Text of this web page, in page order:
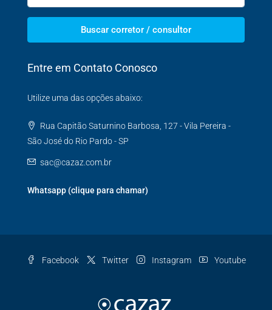
Buscar corretor / consultor
Entre em Contato Conosco
Utilize uma das opções abaixo:
Rua Capitão Saturnino Barbosa, 127 - Vila Pereira -
São José do Rio Pardo - SP
sac@cazaz.com.br
Whatsapp (clique para chamar)
Facebook Twitter Instagram Youtube